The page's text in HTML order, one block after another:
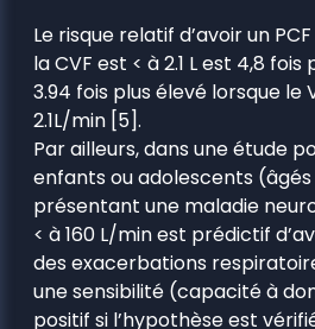
Le risque relatif d’avoir un
la CVF est < à 2.1 L est 4,8
3.94 fois plus élevé lorsque le
2.1L/min [5].
Par ailleurs, dans une étude
enfants ou adolescents
présentant une maladie
< à 160 L/min est prédictif
des exacerbations
une sensibilité (capacité à
positif si l’hypothèse est